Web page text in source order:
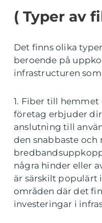
( Typer av
Det finns olika
beroende på
infrastructuren som
1. Fiber till hemmet
företag erbjuder
anslutning till
den snabbaste
några hinder eller
är särskilt populärt
områden där det
investeringar i